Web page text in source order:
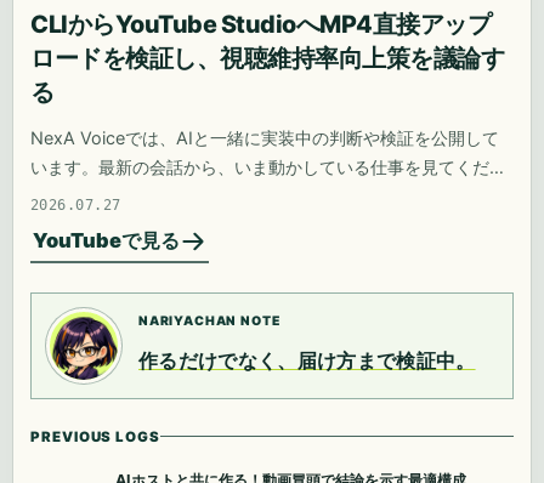
CLIからYouTube StudioへMP4直接アップ
ロードを検証し、視聴維持率向上策を議論す
る
NexA Voiceでは、AIと一緒に実装中の判断や検証を公開して
います。最新の会話から、いま動かしている仕事を見てくださ
い。
2026.07.27
YouTubeで見る
NARIYACHAN NOTE
作るだけでなく、届け方まで検証中。
PREVIOUS LOGS